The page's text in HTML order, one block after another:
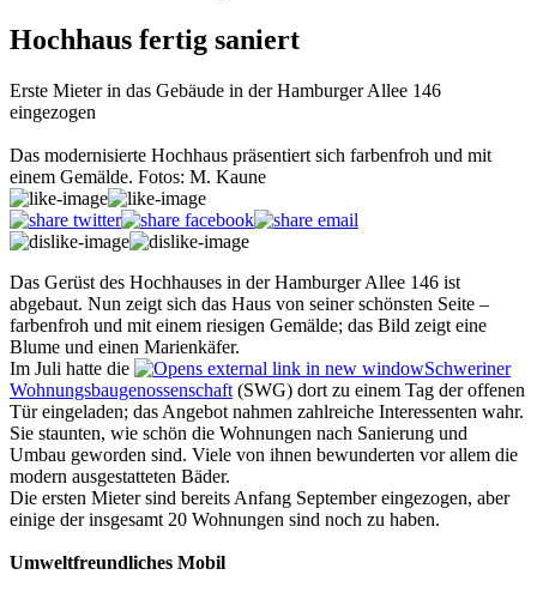
Hochhaus fertig saniert
Erste Mieter in das Gebäude in der Hamburger Allee 146
eingezogen
Das modernisierte Hochhaus präsentiert sich farbenfroh und mit
einem Gemälde. Fotos: M. Kaune
Das Gerüst des Hochhauses in der Hamburger Allee 146 ist
abgebaut. Nun zeigt sich das Haus von seiner schönsten Seite –
farbenfroh und mit einem riesigen Gemälde; das Bild zeigt eine
Blume und einen Marienkäfer.
Im Juli hatte die
Schweriner
Wohnungsbaugenossenschaft (SWG) dort zu einem Tag der offenen
Tür eingeladen; das Angebot nahmen zahlreiche Interessenten wahr.
Sie staunten, wie schön die Wohnungen nach Sanierung und
Umbau geworden sind. Viele von ihnen bewunderten vor allem die
modern ausgestatteten Bäder.
Die ersten Mieter sind bereits Anfang September eingezogen, aber
einige der insgesamt 20 Wohnungen sind noch zu haben.
Umweltfreundliches Mobil